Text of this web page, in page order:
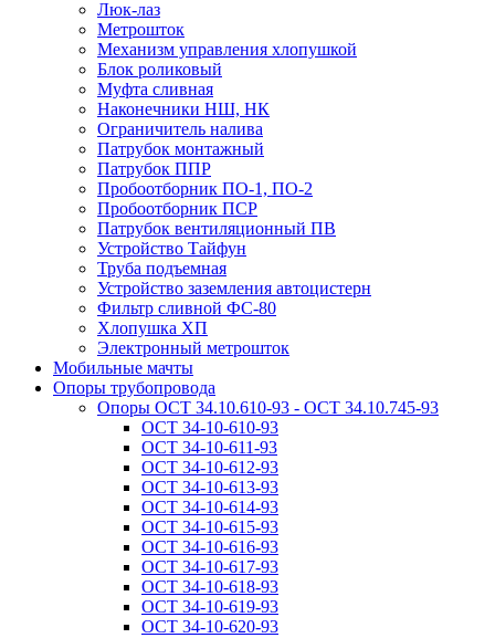
Люк-лаз
Метрошток
Механизм управления хлопушкой
Блок роликовый
Муфта сливная
Наконечники НШ, НК
Ограничитель налива
Патрубок монтажный
Патрубок ППР
Пробоотборник ПО-1, ПО-2
Пробоотборник ПСР
Патрубок вентиляционный ПВ
Устройство Тайфун
Труба подъемная
Устройство заземления автоцистерн
Фильтр сливной ФС-80
Хлопушка ХП
Электронный метрошток
Мобильные мачты
Опоры трубопровода
Опоры ОСТ 34.10.610-93 - ОСТ 34.10.745-93
ОСТ 34-10-610-93
ОСТ 34-10-611-93
ОСТ 34-10-612-93
ОСТ 34-10-613-93
ОСТ 34-10-614-93
ОСТ 34-10-615-93
ОСТ 34-10-616-93
ОСТ 34-10-617-93
ОСТ 34-10-618-93
ОСТ 34-10-619-93
ОСТ 34-10-620-93